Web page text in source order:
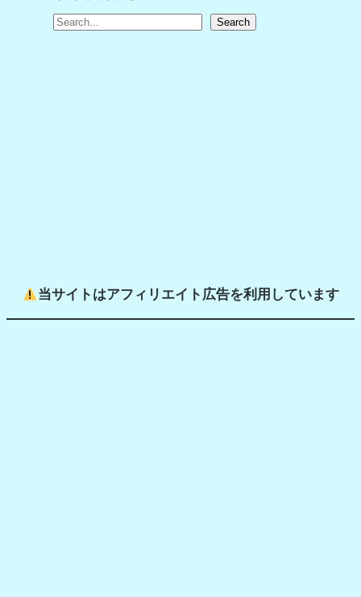
S
Search
当サイトはアフィリエイト広告を利用しています